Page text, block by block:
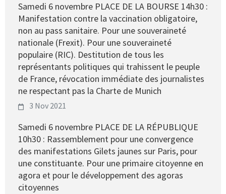
Samedi 6 novembre PLACE DE LA BOURSE 14h30 :
Manifestation contre la vaccination obligatoire,
non au pass sanitaire. Pour une souveraineté
nationale (Frexit). Pour une souveraineté
populaire (RIC). Destitution de tous les
représentants politiques qui trahissent le peuple
de France, révocation immédiate des journalistes
ne respectant pas la Charte de Munich
3 Nov 2021
Samedi 6 novembre PLACE DE LA RÉPUBLIQUE
10h30 : Rassemblement pour une convergence
des manifestations Gilets jaunes sur Paris, pour
une constituante. Pour une primaire citoyenne en
agora et pour le développement des agoras
citoyennes